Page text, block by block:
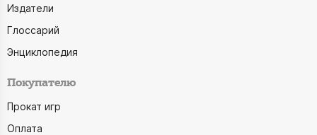
Издатели
Глоссарий
Энциклопедия
Покупателю
Прокат игр
Оплата